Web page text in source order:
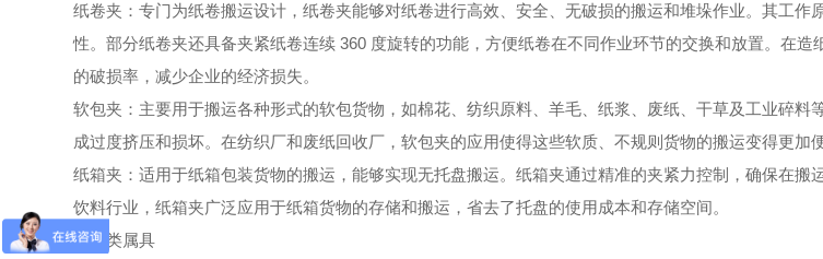
纸卷夹：专门为纸卷搬运设计，纸卷夹能够对纸卷进行高效、安全、无破损的搬运和堆垛作业。其工
性。部分纸卷夹还具备夹紧纸卷连续 360 度旋转的功能，方便纸卷在不同作业环节的交换和放置。在
的破损率，减少企业的经济损失。
软包夹：主要用于搬运各种形式的软包货物，如棉花、纺织原料、羊毛、纸浆、废纸、干草及工业碎
成过度挤压和损坏。在纺织厂和废纸回收厂，软包夹的应用使得这些软质、不规则货物的搬运变得更加
纸箱夹：适用于纸箱包装货物的搬运，能够实现无托盘搬运。纸箱夹通过精准的夹紧力控制，确保在
饮料行业，纸箱夹广泛应用于纸箱货物的存储和搬运，省去了托盘的使用成本和存储空间。
旋转类属具